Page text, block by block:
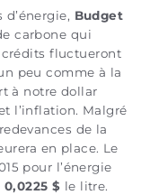
Budget
carbone qui
crédits fluctueront
peu comme à la
à notre dollar
l’inflation. Malgré
de la
en place. Le
pour l’énergie
0,0225 $ le litre.